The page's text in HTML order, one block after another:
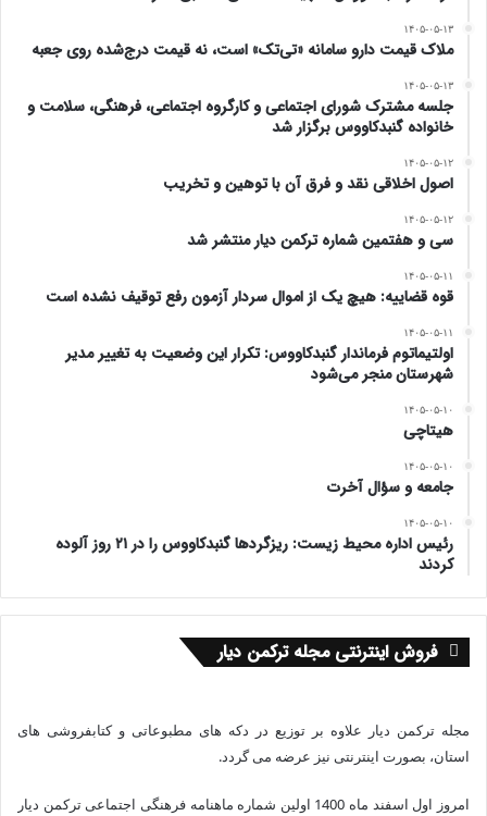
با احترام : محمد چرکزی
از کشاورزان شهرستان گنبد
www..ulkamiz.ir
۱۴۰۵-۰۵-۱۳
ملاک قیمت دارو سامانه «تی‌تک» است، نه قیمت درج‌شده روی جعبه
۱۴۰۵-۰۵-۱۳
جلسه مشترک شورای اجتماعی و کارگروه اجتماعی، فرهنگی، سلامت و
خانواده گنبدکاووس برگزار شد
۱۴۰۵-۰۵-۱۲
اصول اخلاقی نقد و فرق آن با توهین و تخریب
۱۴۰۵-۰۵-۱۲
سی و هفتمین شماره ترکمن دیار منتشر شد
۱۴۰۵-۰۵-۱۱
قوه قضاییه: هیچ یک از اموال سردار آزمون رفع توقیف نشده است
۱۴۰۵-۰۵-۱۱
اولتیماتوم فرماندار گنبدکاووس: تکرار این وضعیت به تغییر مدیر
شهرستان منجر می‌شود
۱۴۰۵-۰۵-۱۰
هیتاچی
۱۴۰۵-۰۵-۱۰
جامعه و سؤال آخرت
۱۴۰۵-۰۵-۱۰
رئیس اداره محیط زیست: ریزگردها گنبدکاووس را در ۲۱ روز آلوده
کردند
فروش اینترنتی مجله ترکمن دیار
مجله ترکمن دیار علاوه بر توزیع در دکه های مطبوعاتی و کتابفروشی های
استان، بصورت اینترنتی نیز عرضه می گردد.‌
امروز اول اسفند ماه 1400 اولین شماره ماهنامه فرهنگی اجتماعی ترکمن دیار